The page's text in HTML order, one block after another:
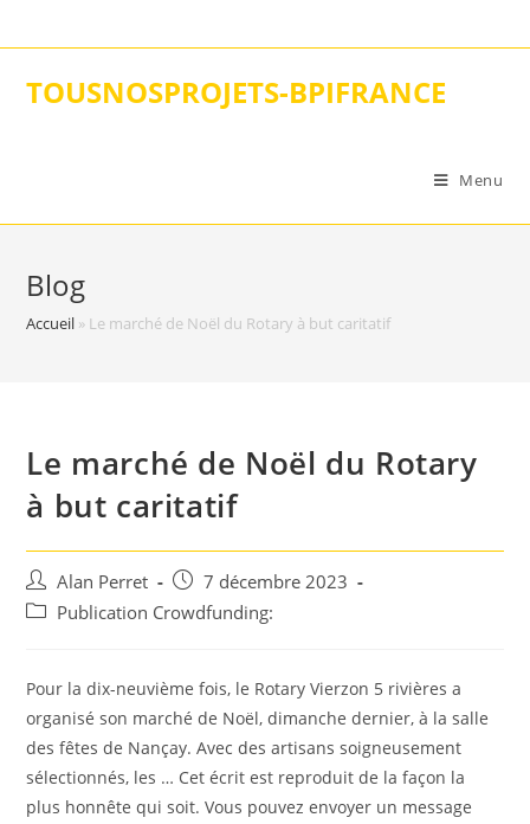
to
TOUSNOSPROJETS-BPIFRANCE
Menu
Blog
Accueil » Le marché de Noël du Rotary à but caritatif
Le marché de Noël du Rotary
à but caritatif
Auteur/autrice
de
Alan Perret
Post
published:
7 décembre 2023
PostPublication Crowdfunding:
Pour la dix-neuvième fois, le Rotary Vierzon 5 rivières a
organisé son marché de Noël, dimanche dernier, à la salle
des fêtes de Nançay. Avec des artisans soigneusement
sélectionnés, les … Cet écrit est reproduit de la façon la
plus honnête qui soit. Vous pouvez envoyer un message